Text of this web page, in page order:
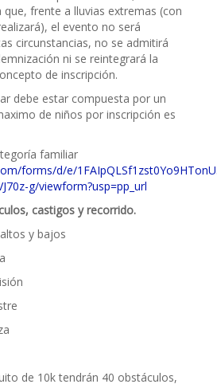
frente a lluvias extremas (con
el evento no será
circunstancias, no se admitirá
ni se reintegrará la
de inscripción.
debe estar compuesta por un
de niños por inscripción es
familiar
forms/d/e/
g/viewform?usp=pp_url
castigos y recorrido.
y bajos
de 10k tendrán 40 obstáculos,